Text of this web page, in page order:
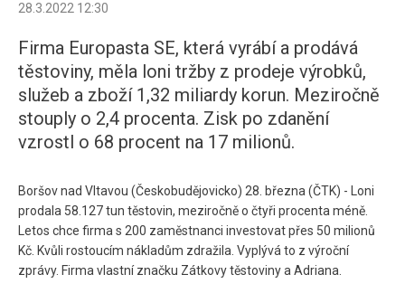
28.3.2022 12:30
Firma Europasta SE, která vyrábí a prodává
těstoviny, měla loni tržby z prodeje výrobků,
služeb a zboží 1,32 miliardy korun. Meziročně
stouply o 2,4 procenta. Zisk po zdanění
vzrostl o 68 procent na 17 milionů.
Boršov nad Vltavou (Českobudějovicko) 28. března (ČTK) - Loni
prodala 58.127 tun těstovin, meziročně o čtyři procenta méně.
Letos chce firma s 200 zaměstnanci investovat přes 50 milionů
Kč. Kvůli rostoucím nákladům zdražila. Vyplývá to z výroční
zprávy. Firma vlastní značku Zátkovy těstoviny a Adriana.